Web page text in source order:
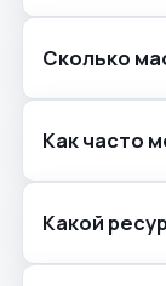
Сколько
Как часто
Какой